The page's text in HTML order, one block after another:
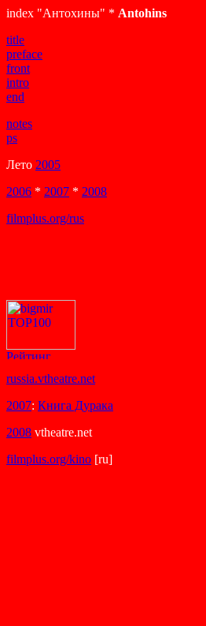
index "Антохины" * Antohins
title
preface
front
intro
end
notes
ps
Лето 2005
2006 * 2007 * 2008
filmplus.org/rus
russia.vtheatre.net
2007: Книга Дурака
2008 vtheatre.net
filmplus.org/kino [ru]